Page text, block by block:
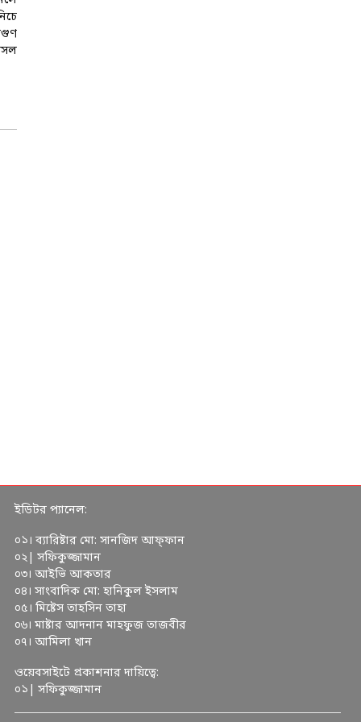
ইডিটর প্যানেল:
০১। ব্যারিষ্টার মো: সানজিদ আফ্ফান
০২| সফিকুজ্জামান
০৩। আইভি আকতার
০৪। সাংবাদিক মো: হানিকুল ইসলাম
০৫। মিষ্টেস তাহসিন তাহা
০৬। মাষ্টার আদনান মাহফুজ তাজবীর
০৭। আমিলা খান
ওয়েবসাইটে প্রকাশনার দায়িত্বে:
০১| সফিকুজ্জামান